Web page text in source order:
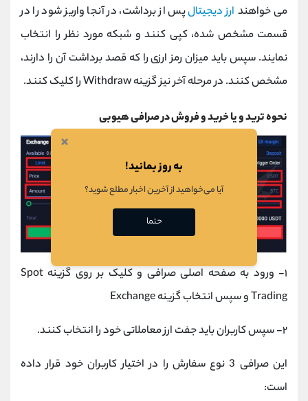
می خواهند ارز دیجیتالپس از برداشت، در آنجا واریز شود را در
قسمت مشخص شده، کپی کنند و شبکه مورد نظر را انتخاب
نمایند. سپس باید میزان رمز ارزی را که قصد برداشت آن را دارند،
مشخص کنند. در مرحله آخر نیز گزینه Withdraw را کلیک کنند.
نحوه ترید و یا خرید و فروش در صرافی هیوبی
۱- ورود به صفحه اصلی صرافی و کلیک بر روی گزینه Spot
Trading و سپس انتخاب گزینه Exchange
۲- سپس کاربران باید جفت ارز معاملاتی خود را انتخاب کنند.
این صرافی 3 نوع سفارش را در اختیار کاربران خود قرار داده
است:
×
به روز بمانید!
آیا می‌خواهید از آخرین اخبار مطلع شوید؟
حتما